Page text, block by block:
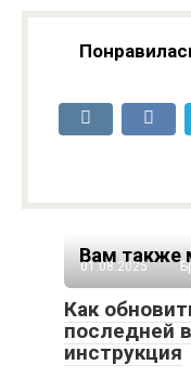
Вам также
01.08.2025
Как
последней
инструкция